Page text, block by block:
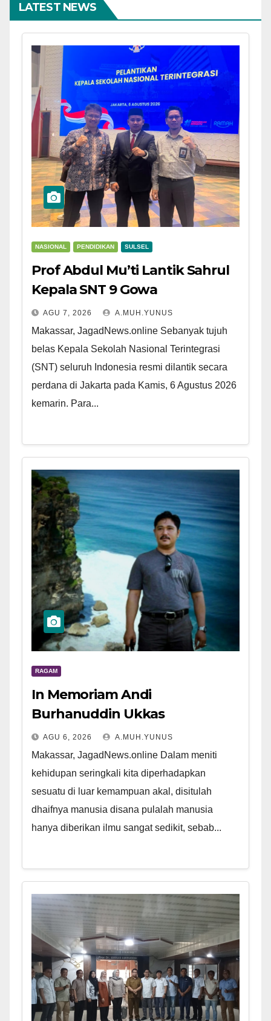
LATEST NEWS
NASIONAL PENDIDIKAN SULSEL
Prof Abdul Mu’ti Lantik Sahrul
Kepala SNT 9 Gowa
AGU 7, 2026 A.MUH.YUNUS
Makassar, JagadNews.online Sebanyak tujuh
belas Kepala Sekolah Nasional Terintegrasi
(SNT) seluruh Indonesia resmi dilantik secara
perdana di Jakarta pada Kamis, 6 Agustus 2026
kemarin. Para...
RAGAM
In Memoriam Andi
Burhanuddin Ukkas
AGU 6, 2026 A.MUH.YUNUS
Makassar, JagadNews.online Dalam meniti
kehidupan seringkali kita diperhadapkan
sesuatu di luar kemampuan akal, disitulah
dhaifnya manusia disana pulalah manusia
hanya diberikan ilmu sangat sedikit, sebab...